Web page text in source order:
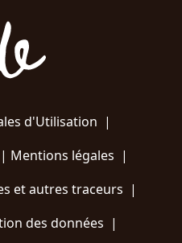
d'Utilisation |
Mentions légales |
et autres traceurs |
des données |